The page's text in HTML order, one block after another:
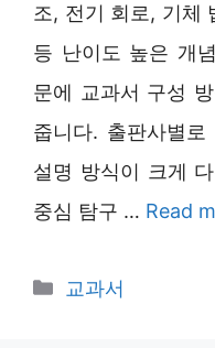
조, 전기 회로, 기체
등 난이도 높은 개
문에 교과서 구성
줍니다. 출판사별
설명 방식이 크게
중심 탐구 … Read
Categories
교과서